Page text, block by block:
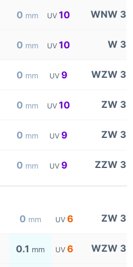
0 mm UV 10 WNW 3
0 mm UV 10 W 3
0 mm UV 9 WZW 3
0 mm UV 10 ZW 3
0 mm UV 9 ZW 3
0 mm UV 9 ZZW 3
0 mm UV 6 ZW 3
0.1 mm UV 6 WZW 3